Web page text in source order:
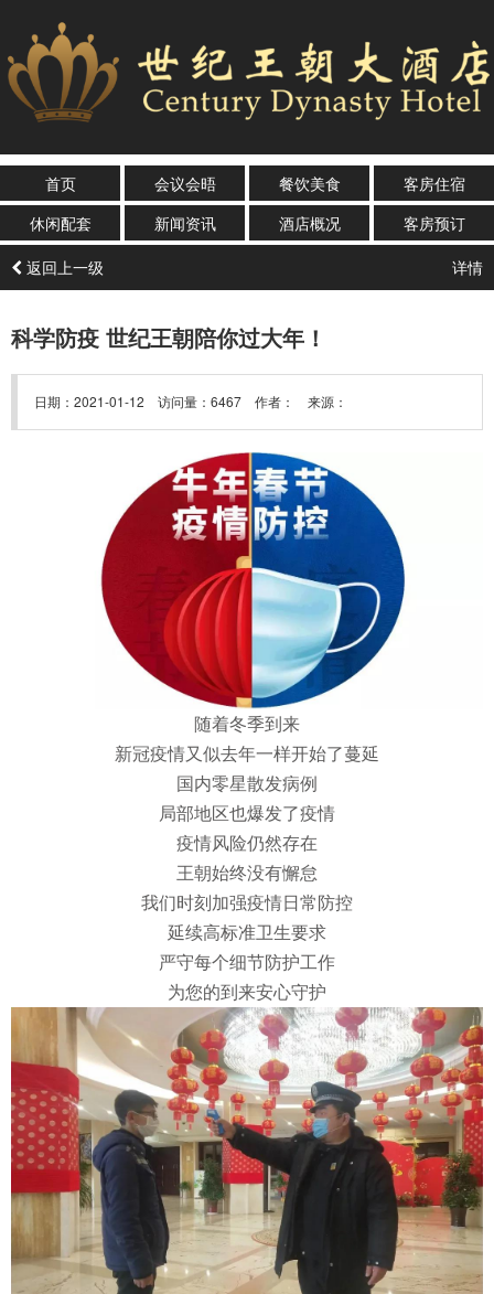
首页 会议会晤 餐饮美食
客房住宿
休闲配套
新闻资讯 酒店概况
客房预订
详情
返回上一级
科学防疫 世纪王朝陪你过大年！
日期：2021-01-12 访问量：6467 作者： 来源：
随着冬季到来
新冠疫情又似去年一样开始了蔓延
国内零星散发病例
局部地区也爆发了疫情
疫情风险仍然存在
王朝始终没有懈怠
我们时刻加强疫情日常防控
延续高标准卫生要求
严守每个细节防护工作
为您的到来安心守护